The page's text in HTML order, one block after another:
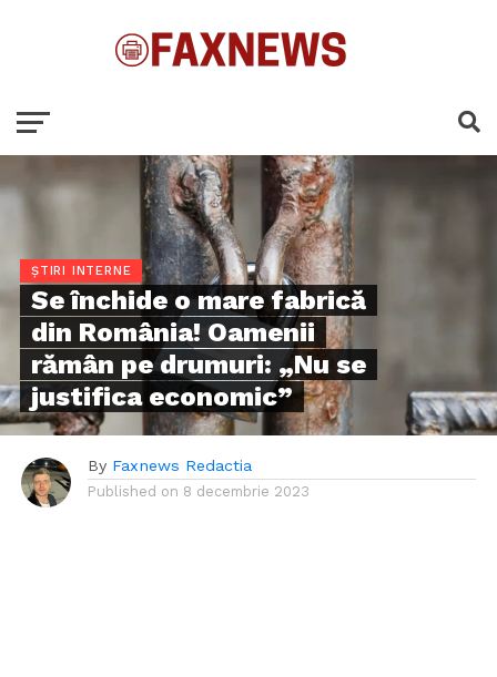
ȘTIRI INTERNE
Se închide o mare fabrică
din România! Oamenii
rămân pe drumuri: „Nu se
justifica economic”
By Faxnews Redactia
Published on 8 decembrie 2023